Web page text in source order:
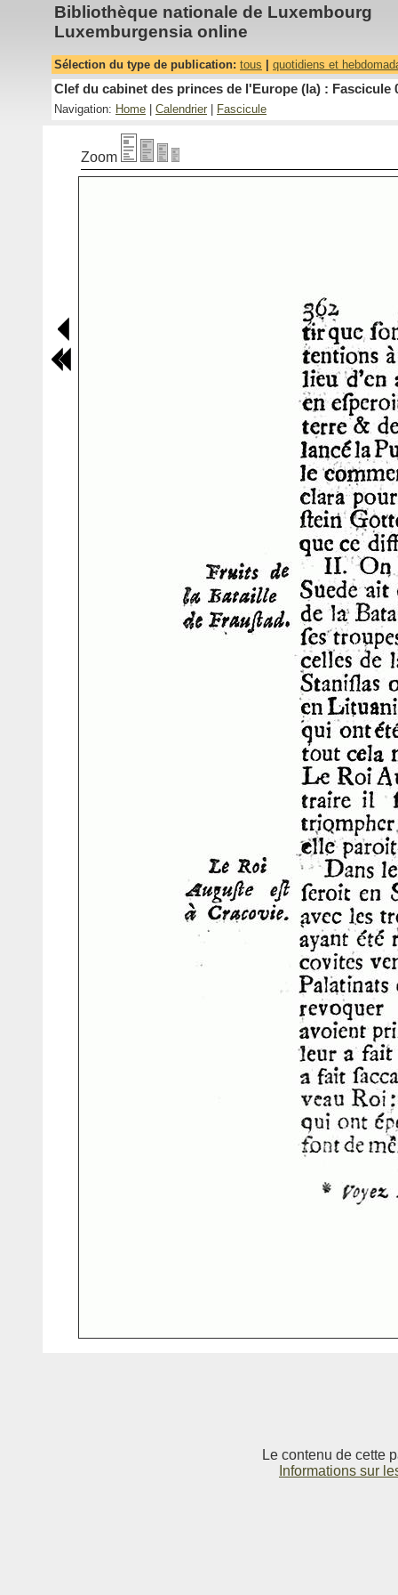
Bibliothèque nationale de Luxembourg
Luxemburgensia online
Sélection du type de publication: tous quotidiens et
Clef du cabinet des princes de l'Europe (la) : Fascicule
Navigation: Home Calendrier Fascicule
Zoom
Le contenu de cette
Informations sur